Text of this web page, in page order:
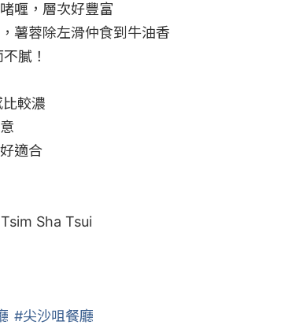
喱，層次好豐富
薯蓉除左滑仲食到牛油香
膩！
較濃
適合
Sha Tsui
#尖沙咀餐廳